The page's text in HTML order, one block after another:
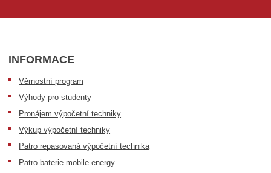
INFORMACE
Věrnostní program
Výhody pro studenty
Pronájem výpočetní techniky
Výkup výpočetní techniky
Patro repasovaná výpočetní technika
Patro baterie mobile energy